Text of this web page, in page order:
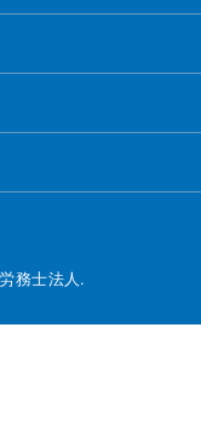
務士法人.